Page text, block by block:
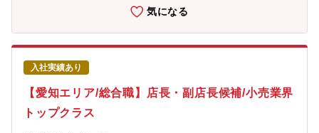
だけの仕事ができるのかが大切です。【研修・教育制度の充実】■
年次・部門ごとに行う年200回の教育セミナーや入社4年目以降の
希望者を対象とした、アメリカのチェーンストアを視察する海外
研修も費用はほぼ会社負担で実施しています。※※店舗の営業時
間は9：00～20：00（一部22：00までの店舗あり)※残業月20h
程度／繁忙期8・12月は月40h程度※残業代は全額支給
気になる
入社実績あり
【愛知エリア/総合職】店長・副店長候補/小売業界
トップクラス